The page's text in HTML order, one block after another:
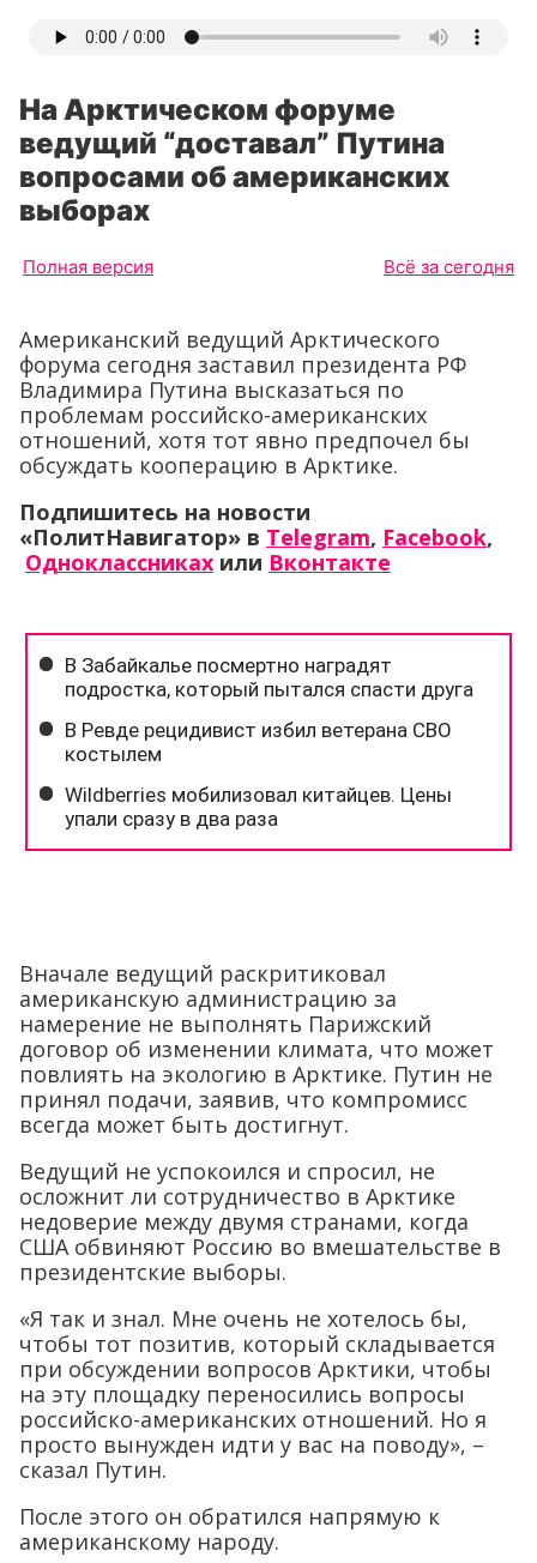
На Арктическом форуме
ведущий “доставал” Путина
вопросами об американских
выборах
Полная версия Всё за сегодня
Американский ведущий Арктического
форума сегодня заставил президента РФ
Владимира Путина высказаться по
проблемам российско-американских
отношений, хотя тот явно предпочел бы
обсуждать кооперацию в Арктике.
Подпишитесь на новости
«ПолитНавигатор» в Telegram, Facebook,
Одноклассниках или Вконтакте
Вначале ведущий раскритиковал
американскую администрацию за
намерение не выполнять Парижский
договор об изменении климата, что может
повлиять на экологию в Арктике. Путин не
принял подачи, заявив, что компромисс
всегда может быть достигнут.
Ведущий не успокоился и спросил, не
осложнит ли сотрудничество в Арктике
недоверие между двумя странами, когда
США обвиняют Россию во вмешательстве в
президентские выборы.
«Я так и знал. Мне очень не хотелось бы,
чтобы тот позитив, который складывается
при обсуждении вопросов Арктики, чтобы
на эту площадку переносились вопросы
российско-американских отношений. Но я
просто вынужден идти у вас на поводу», –
сказал Путин.
После этого он обратился напрямую к
американскому народу.